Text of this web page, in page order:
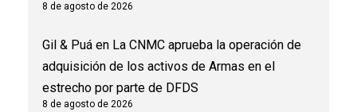
8 de agosto de 2026
Gil & Puá en La CNMC aprueba la operación de
adquisición de los activos de Armas en el
estrecho por parte de DFDS
8 de agosto de 2026